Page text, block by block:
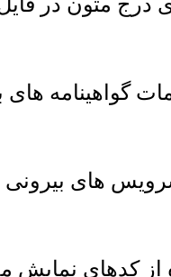
گواهینامه های
های بیرونی
از کدهای نمایش